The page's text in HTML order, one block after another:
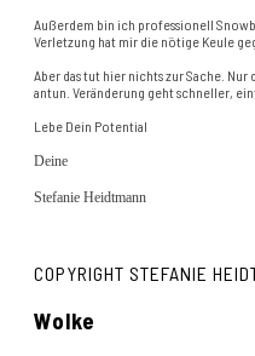
Außerdem bin ich professionell
Verletzung hat mir die nötige Keule
Aber das tut hier nichts zur Sache.
antun. Veränderung geht schneller,
Lebe Dein Potential
Deine
Stefanie Heidtmann
COPYRIGHT STEFANIE
Wolke